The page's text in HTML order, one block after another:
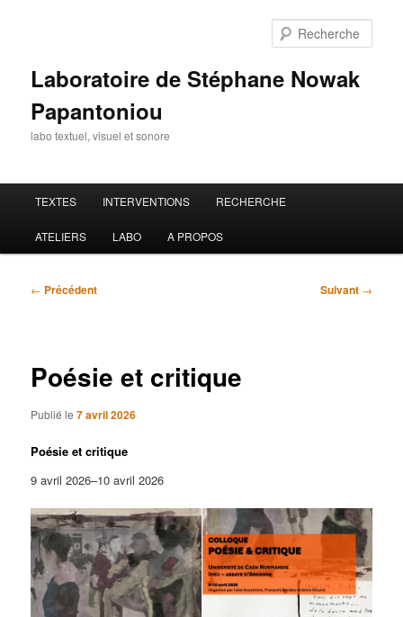
Laboratoire de Stéphane Nowak
Papantoniou
labo textuel, visuel et sonore
principal
TEXTES INTERVENTIONS RECHERCHE
ATELIERS LABO A PROPOS
Navigation
← Précédent Suivant →
Poésie et critique
Publié le7 avril 2026
Poésie et critique
9 avril 2026–10 avril 2026